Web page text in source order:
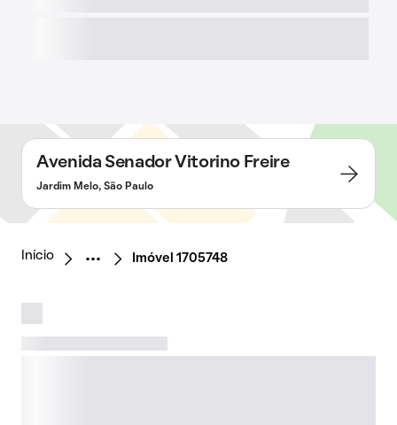
Avenida Senador Vitorino Freire
Jardim Melo, São Paulo
Início Imóvel 1705748